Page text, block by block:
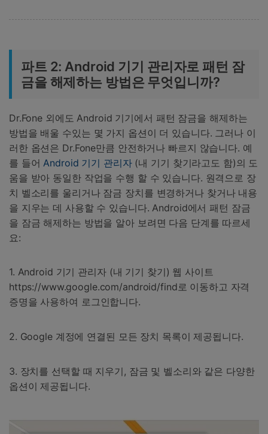
파트 2: Android 기기 관리자로 패턴 잠
금을 해제하는 방법은 무엇입니까?
Dr.Fone 외에도 Android 기기에서 패턴 잠금을 해제하는
방법을 배울 수있는 몇 가지 옵션이 더 있습니다. 그러나 이
러한 옵션은 Dr.Fone만큼 안전하거나 빠르지 않습니다. 예
를 들어 Android 기기 관리자(내 기기 찾기라고도 함)의 도
움을 받아 동일한 작업을 수행 할 수 있습니다. 원격으로 장
치 벨소리를 울리거나 잠금 장치를 변경하거나 찾거나 내용
을 지우는 데 사용할 수 있습니다. Android에서 패턴 잠금
을 잠금 해제하는 방법을 알아 보려면 다음 단계를 따르세
요:
1. Android 기기 관리자 (내 기기 찾기) 웹 사이트
https://www.google.com/android/find로 이동하고 자격
증명을 사용하여 로그인합니다.
2. Google 계정에 연결된 모든 장치 목록이 제공됩니다.
3. 장치를 선택할 때 지우기, 잠금 및 벨소리와 같은 다양한
옵션이 제공됩니다.